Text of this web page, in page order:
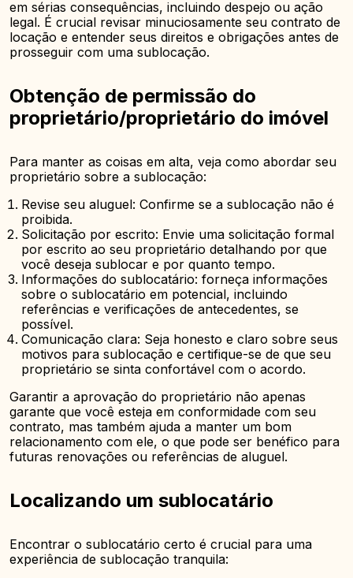
em sérias consequências, incluindo despejo ou ação
legal. É crucial revisar minuciosamente seu contrato de
locação e entender seus direitos e obrigações antes de
prosseguir com uma sublocação.
Obtenção de permissão do
proprietário/proprietário do imóvel
Para manter as coisas em alta, veja como abordar seu
proprietário sobre a sublocação:
Revise seu aluguel: Confirme se a sublocação não é
proibida.
Solicitação por escrito: Envie uma solicitação formal
por escrito ao seu proprietário detalhando por que
você deseja sublocar e por quanto tempo.
Informações do sublocatário: forneça informações
sobre o sublocatário em potencial, incluindo
referências e verificações de antecedentes, se
possível.
Comunicação clara: Seja honesto e claro sobre seus
motivos para sublocação e certifique-se de que seu
proprietário se sinta confortável com o acordo.
Garantir a aprovação do proprietário não apenas
garante que você esteja em conformidade com seu
contrato, mas também ajuda a manter um bom
relacionamento com ele, o que pode ser benéfico para
futuras renovações ou referências de aluguel.
Localizando um sublocatário
Encontrar o sublocatário certo é crucial para uma
experiência de sublocação tranquila: